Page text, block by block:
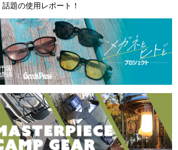
話題の使用レポート！